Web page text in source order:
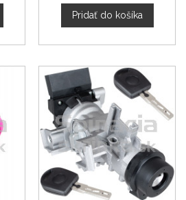
Pridať do košíka